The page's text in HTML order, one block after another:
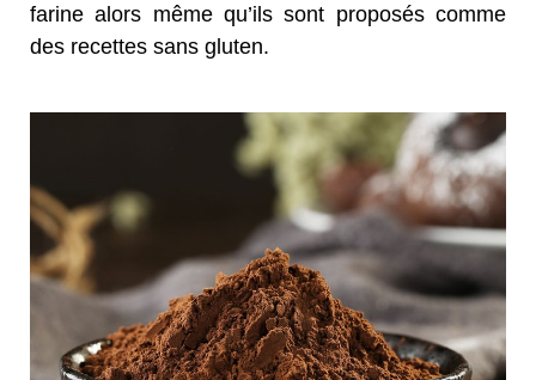
farine alors même qu’ils sont proposés comme
des recettes sans gluten.